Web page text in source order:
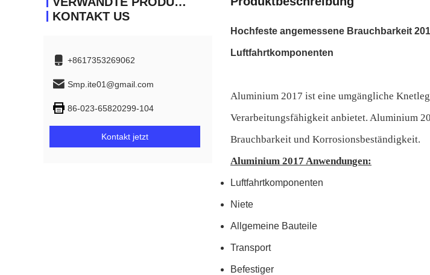
KONTAKT US
+8617353269062
Smp.ite01@gmail.com
86-023-65820299-104
Kontakt jetzt
Hochfeste angemessene Brauchbarkeit
Luftfahrtkomponenten
Aluminium 2017 ist eine umgängliche
Verarbeitungsfähigkeit anbietet. Aluminium
Brauchbarkeit und Korrosionsbeständigkeit.
Aluminium 2017 Anwendungen:
Luftfahrtkomponenten
Niete
Allgemeine Bauteile
Transport
Befestiger